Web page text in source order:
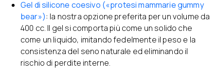
Gel di silicone coesivo («protesi mammarie gummy
bear»): la nostra opzione preferita per un volume da
400 cc. Il gel si comporta più come un solido che
come un liquido, imitando fedelmente il peso e la
consistenza del seno naturale ed eliminando il
rischio di perdite interne.